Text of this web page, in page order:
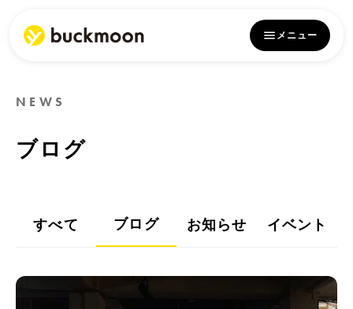
メニュー
NEWS
ブログ
すべて ブログ お知らせ イベント